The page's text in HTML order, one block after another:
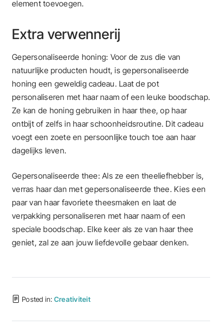
element toevoegen.
Extra verwennerij
Gepersonaliseerde honing: Voor de zus die van
natuurlijke producten houdt, is gepersonaliseerde
honing een geweldig cadeau. Laat de pot
personaliseren met haar naam of een leuke boodschap.
Ze kan de honing gebruiken in haar thee, op haar
ontbijt of zelfs in haar schoonheidsroutine. Dit cadeau
voegt een zoete en persoonlijke touch toe aan haar
dagelijks leven.
Gepersonaliseerde thee: Als ze een theeliefhebber is,
verras haar dan met gepersonaliseerde thee. Kies een
paar van haar favoriete theesmaken en laat de
verpakking personaliseren met haar naam of een
speciale boodschap. Elke keer als ze van haar thee
geniet, zal ze aan jouw liefdevolle gebaar denken.
Posted in: Creativiteit